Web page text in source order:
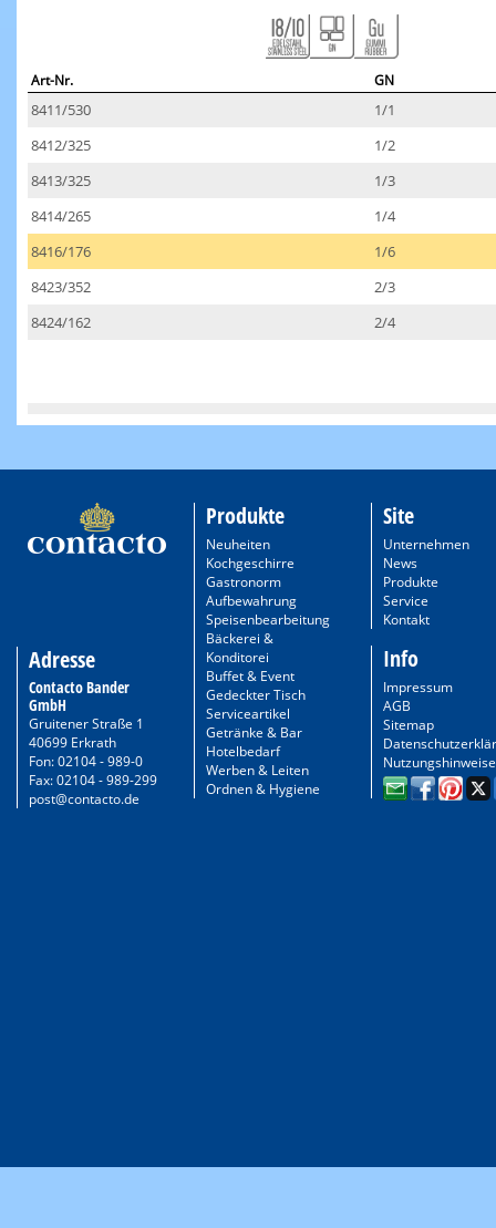
Art-Nr. GN
8411/530
1/1
8412/325
1/2
8413/325
1/3
8414/265
1/4
8416/176
1/6
8423/352
2/3
8424/162
2/4
Adresse
Contacto Bander
GmbH
Gruitener Straße 1
40699 Erkrath
Fon: 02104 - 989-0
Fax: 02104 - 989-299
post@contacto.de
Produkte
Neuheiten
Kochgeschirre
Gastronorm
Aufbewahrung
Speisenbearbeitung
Bäckerei &
Konditorei
Buffet & Event
Gedeckter Tisch
Serviceartikel
Getränke & Bar
Hotelbedarf
Werben & Leiten
Ordnen & Hygiene
Site
Unternehmen
News
Produkte
Service
Kontakt
Info
Impressum
AGB
Sitemap
Nutzungshinweise